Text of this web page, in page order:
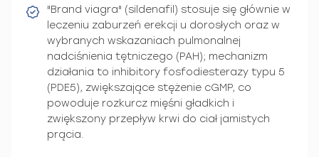
"Brand viagra" (sildenafil) stosuje się głównie w
leczeniu zaburzeń erekcji u dorosłych oraz w
wybranych wskazaniach pulmonalnej
nadciśnienia tętniczego (PAH); mechanizm
działania to inhibitory fosfodiesterazy typu 5
(PDE5), zwiększające stężenie cGMP, co
powoduje rozkurcz mięśni gładkich i
zwiększony przepływ krwi do ciał jamistych
prącia.